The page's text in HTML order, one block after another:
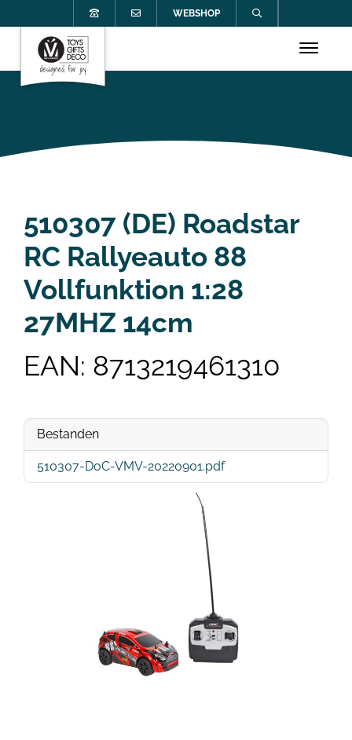
WEBSHOP
510307 (DE) Roadstar
RC Rallyeauto 88
Vollfunktion 1:28
27MHZ 14cm
EAN: 8713219461310
Bestanden
510307-DoC-VMV-20220901.pdf